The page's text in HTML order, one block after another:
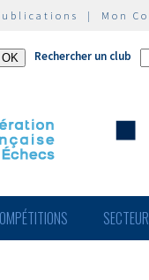
| Mon
Rechercher un club